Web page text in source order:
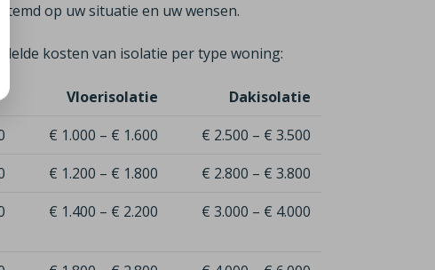
op uw situatie en uw wensen.
kosten van isolatie per type woning:
Vloerisolatie
Dakisolatie
€ 1.000 – € 1.600
€ 2.500 – € 3.500
€ 1.200 – € 1.800
€ 2.800 – € 3.800
€ 1.400 – € 2.200 € 3.000 – € 4.000